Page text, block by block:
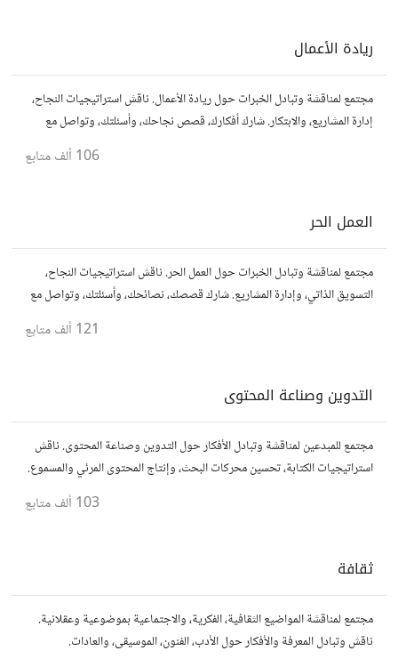
ريادة الأعمال
مجتمع لمناقشة وتبادل الخبرات حول ريادة الأعمال. ناقش استراتيجيات النجاح،
إدارة المشاريع، والابتكار. شارك أفكارك، قصص نجاحك، وأسئلتك، وتواصل مع
106 ألف متابع
العمل الحر
مجتمع لمناقشة وتبادل الخبرات حول العمل الحر. ناقش استراتيجيات النجاح،
التسويق الذاتي، وإدارة المشاريع. شارك قصصك، نصائحك، وأسئلتك، وتواصل مع
121 ألف متابع
التدوين وصناعة المحتوى
مجتمع للمبدعين لمناقشة وتبادل الأفكار حول التدوين وصناعة المحتوى. ناقش
استراتيجيات الكتابة، تحسين محركات البحث، وإنتاج المحتوى المرئي والمسموع.
103 ألف متابع
ثقافة
مجتمع لمناقشة المواضيع الثقافية، الفكرية، والاجتماعية بموضوعية وعقلانية.
ناقش وتبادل المعرفة والأفكار حول الأدب، الفنون، الموسيقى، والعادات.